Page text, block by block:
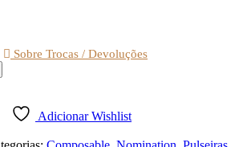
Sobre Trocas / Devoluções
Adicionar Wishlist